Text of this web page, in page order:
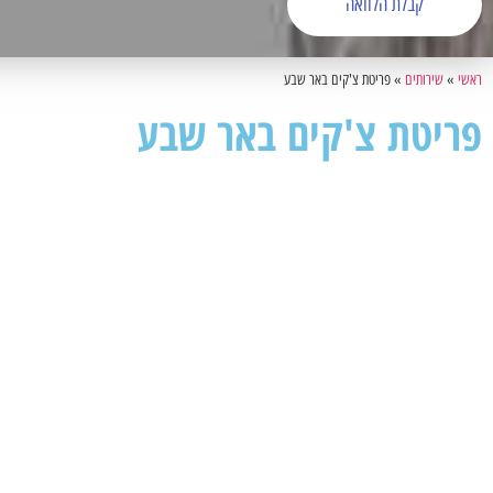
ראשי »שירותים »פריטת צ'קים באר שבע
פריטת צ'קים באר שבע